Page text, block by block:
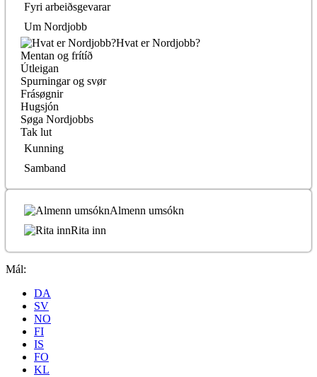
Fyri arbeiðsgevarar
Um Nordjobb
Hvat er Nordjobb?
Mentan og frítíð
Útleigan
Spurningar og svør
Frásøgnir
Hugsjón
Søga Nordjobbs
Tak lut
Kunning
Samband
Almenn umsókn
Rita inn
Mál:
DA
SV
NO
FI
IS
FO
KL